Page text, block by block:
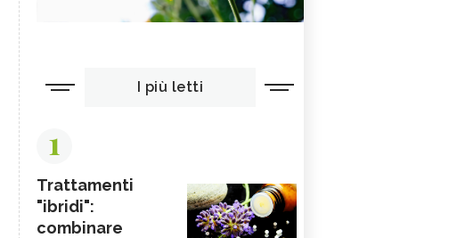
I più letti
1
Trattamenti
"ibridi":
combinare